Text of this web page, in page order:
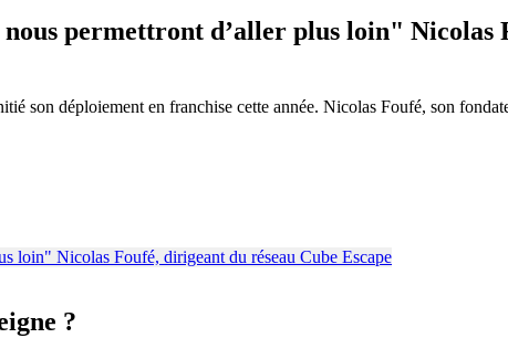
permettront d’aller plus loin" Nicolas
son déploiement en franchise cette année. Nicolas Foufé, son
?